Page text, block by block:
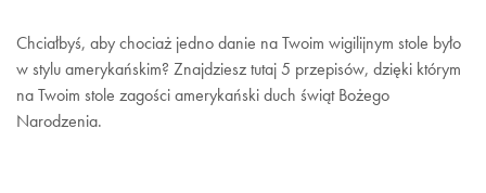
Chciałbyś, aby chociaż jedno danie na Twoim wigilijnym stole było
w stylu amerykańskim? Znajdziesz tutaj 5 przepisów, dzięki którym
na Twoim stole zagości amerykański duch świąt Bożego
Narodzenia.